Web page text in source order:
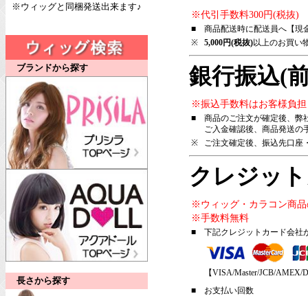
※ウィッグと同梱発送出来ます♪
ブランドから探す
長さから探す
※代引手数料300円(税抜)
■
商品配送時に配送員へ【現
※
5,000円(税抜)以上のお買い
銀行振込(
※振込手数料はお客様負担
■
商品のご注文が確定後、弊
ご入金確認後、商品発送の
※
ご注文確定後、振込先口座
クレジッ
※ウィッグ・カラコン商
※手数料無料
■ 下記クレジットカード会社
【VISA/Master/JCB/AMEX/
■
お支払い回数